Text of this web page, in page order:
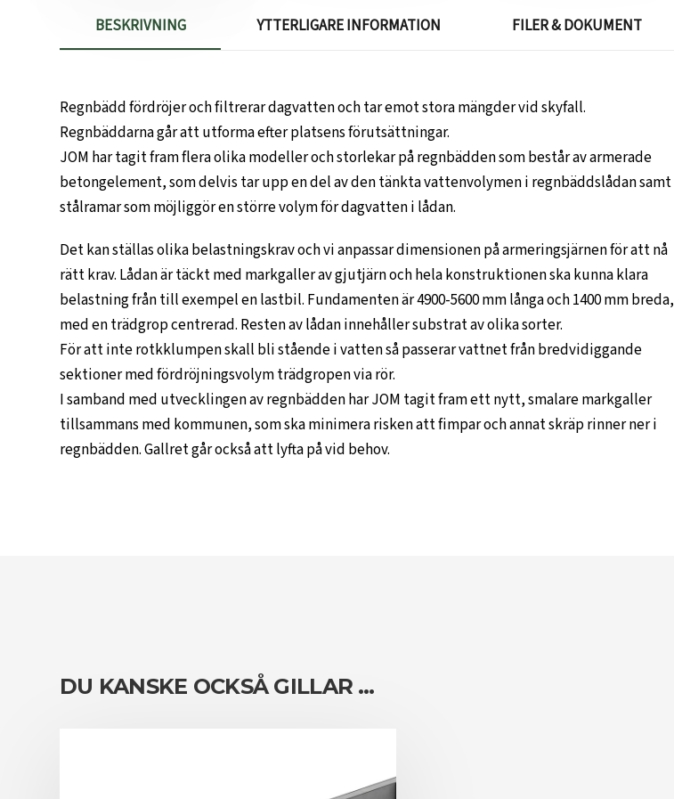
BESKRIVNING YTTERLIGARE INFORMATION FILER & DOKUMENT
Regnbädd fördröjer och filtrerar dagvatten och tar emot stora mängder vid skyfall.
Regnbäddarna går att utforma efter platsens förutsättningar.
JOM har tagit fram flera olika modeller och storlekar på regnbädden som består av armerade
betongelement, som delvis tar upp en del av den tänkta vattenvolymen i regnbäddslådan samt
stålramar som möjliggör en större volym för dagvatten i lådan.
Det kan ställas olika belastningskrav och vi anpassar dimensionen på armeringsjärnen för att nå
rätt krav. Lådan är täckt med markgaller av gjutjärn och hela konstruktionen ska kunna klara
belastning från till exempel en lastbil. Fundamenten är 4900-5600 mm långa och 1400 mm breda,
med en trädgrop centrerad. Resten av lådan innehåller substrat av olika sorter.
För att inte rotkklumpen skall bli stående i vatten så passerar vattnet från bredvidiggande
sektioner med fördröjningsvolym trädgropen via rör.
I samband med utvecklingen av regnbädden har JOM tagit fram ett nytt, smalare markgaller
tillsammans med kommunen, som ska minimera risken att fimpar och annat skräp rinner ner i
regnbädden. Gallret går också att lyfta på vid behov.
DU KANSKE OCKSÅ GILLAR …